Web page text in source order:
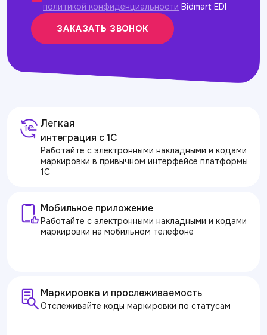
политикой конфиденциальности Bidmart EDI
ЗАКАЗАТЬ ЗВОНОК
Легкая
интеграция с 1С
Работайте с электронными накладными и кодами
маркировки в привычном интерфейсе платформы
1С
Мобильное приложение
Работайте с электронными накладными и кодами
маркировки на мобильном телефоне
Маркировка и прослеживае­мость
Отслеживайте коды маркировки по статусам